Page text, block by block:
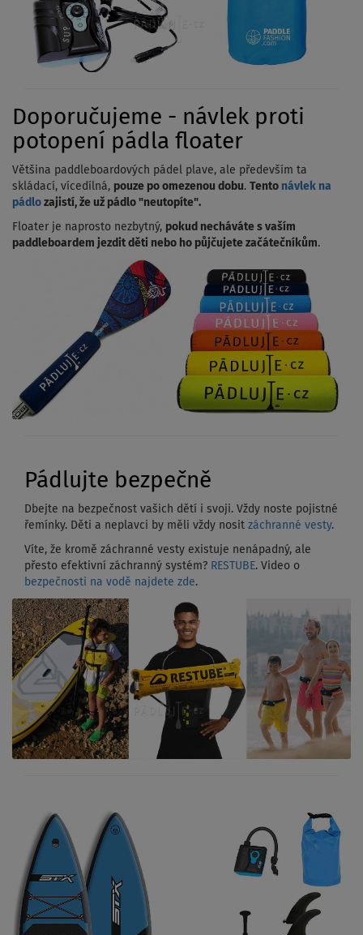
Doporučujeme - návlek proti
potopení pádla floater
Většina paddleboardových pádel plave, ale především ta
skládací, vícedílná, pouze po omezenou dobu. Tento návlek na
pádlo zajistí, že už pádlo "neutopíte".
Floater je naprosto nezbytný, pokud necháváte s vaším
paddleboardem jezdit děti nebo ho půjčujete začátečníkům.
Pádlujte bezpečně
Dbejte na bezpečnost vašich dětí i svoji. Vždy noste pojistné
řemínky. Děti a neplavci by měli vždy nosit záchranné vesty.
Víte, že kromě záchranné vesty existuje nenápadný, ale
přesto efektivní záchranný systém? RESTUBE. Video o
bezpečnosti na vodě najdete zde.